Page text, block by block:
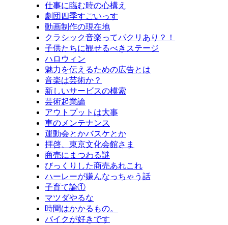
仕事に臨む時の心構え
劇団四季すごいっす
動画制作の現在地
クラシック音楽ってパクリあり？！
子供たちに観せるべきステージ
ハロウィン
魅力を伝えるための広告とは
音楽は芸術か？
新しいサービスの模索
芸術起業論
アウトプットは大事
車のメンテナンス
運動会とかバスケとか
拝啓、東京文化会館さま
商売にまつわる謎
びっくりした商売あれこれ
ハーレーが嫌んなっちゃう話
子育て論①
マツダやるな
時間はかかるもの。
バイクが好きです